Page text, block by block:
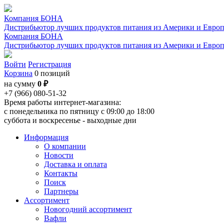
Компания БОНА
Дистрибьютор лучших продуктов питания из Америки и
Компания БОНА
Дистрибьютор лучших продуктов питания из Америки и
Войти Регистрация
Корзина 0 позиций
на сумму 0 ₽
+7 (966) 080-51-32
Время работы интернет-магазина:
с понедельника по пятницу с 09:00 до 18:00
суббота и воскресенье - выходные дни
Информация
О компании
Новости
Доставка и оплата
Контакты
Поиск
Партнеры
Ассортимент
Новогодний ассортимент
Вафли